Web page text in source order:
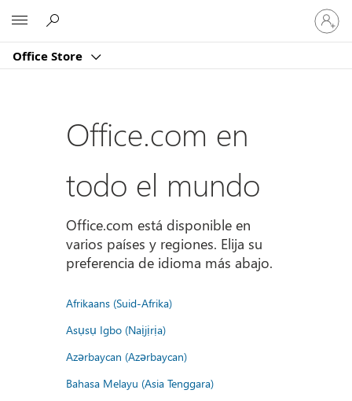
Office Store
Iniciar
sesión
en
cuenta
Office.com en
todo el mundo
Office.com está disponible en
varios países y regiones. Elija su
preferencia de idioma más abajo.
Afrikaans (Suid-Afrika)
Asụsụ Igbo (Naịjịrịa)
Azərbaycan (Azərbaycan)
Bahasa Melayu (Asia Tenggara)